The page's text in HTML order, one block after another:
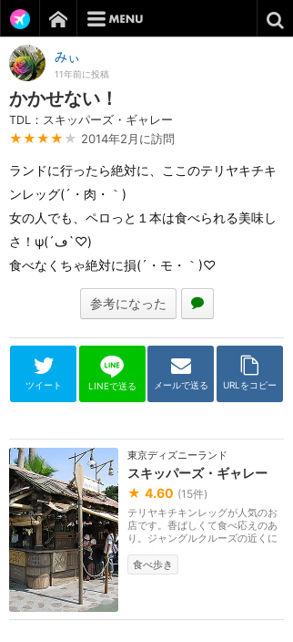
みぃ
11年前に投稿
かかせない！
TDL：スキッパーズ・ギャレー
★★★★ ★ 2014年2月に訪問
ランドに行ったら絶対に、ここのテリヤキチキ
ンレッグ(´・肉・｀)
女の人でも、ペロっと１本は食べられる美味し
さ！ψ(´ڡ`♡)
食べなくちゃ絶対に損(´・モ・｀)♡
参考になった
ツイート LINEで送る メールで送る URLをコピー
東京ディズニーランド
スキッパーズ・ギャレー
★ 4.60 (15件)
テリヤキチキンレッグが人気のお
店です。香ばしくて食べ応えのあ
り。ジャングルクルーズの近くに
食べ歩き